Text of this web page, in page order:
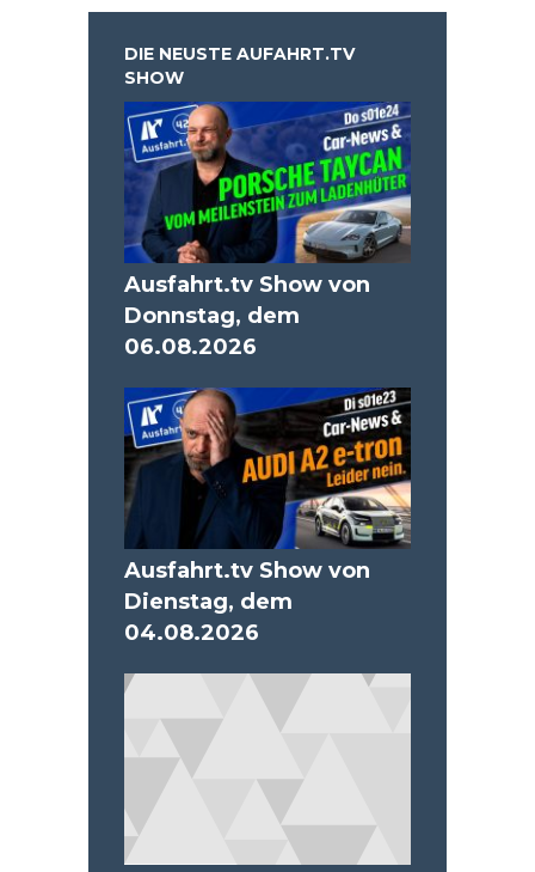
DIE NEUSTE AUFAHRT.TV
SHOW
Ausfahrt.tv Show von
Donnstag, dem
06.08.2026
Ausfahrt.tv Show von
Dienstag, dem
04.08.2026